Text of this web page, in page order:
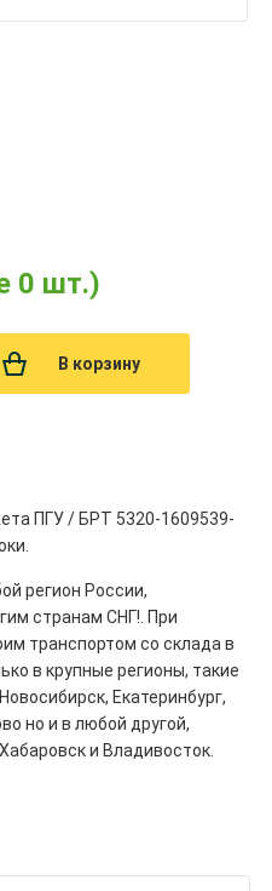
0 шт.)
В корзину
ПГУ / БРТ 5320-1609539-
регион России,
странам СНГ!. При
транспортом со склада в
в крупные регионы, такие
Екатеринбург,
но и в любой другой,
и Владивосток.